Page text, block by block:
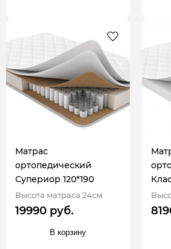
Матрас
ортопедический
Супериор 120*190
Высота матраса 24см
19990 руб.
В корзину